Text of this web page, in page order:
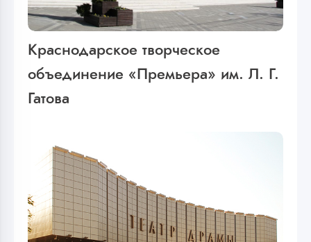
Краснодарское творческое
объединение «Премьера» им. Л. Г.
Гатова